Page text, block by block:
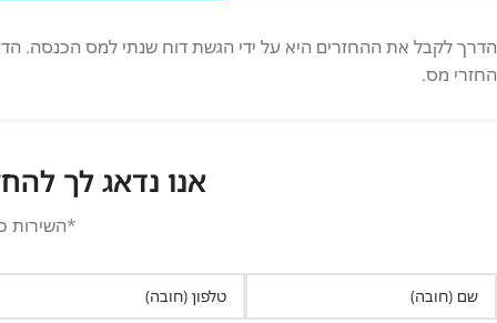
הדרך לקבל את ההחזרים היא על ידי הגשת דוח שנתי למס הכנסה.
החזרי מס.
אנו נדאג לך
*השירות